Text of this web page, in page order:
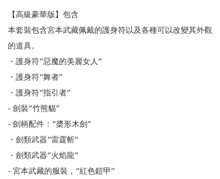
【高級豪華版】包含
本套裝包含宮本武藏佩戴的護身符以及各種可以改變其外觀
的道具。
・護身符“惡魔的美麗女人”
・護身符“舞者”
・護身符“指引者”
- 劍裝“竹熊貓”
- 劍柄配件：“槳形木劍”
・劍類武器“雷霆斬”
・劍類武器“火焰龍”
- 宮本武藏的服裝，“紅色鎧甲”